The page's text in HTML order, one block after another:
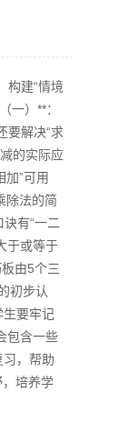
构建“情境
一）**：
要解决“求
的实际应
”可用
除法的简
有“一二
于或等于
由5个三
初步认
生要牢记
包含一些
，帮助
培养学